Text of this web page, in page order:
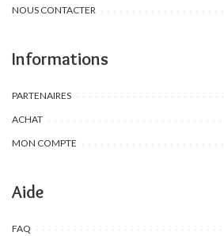
NOUS CONTACTER
Informations
PARTENAIRES
ACHAT
MON COMPTE
Aide
FAQ